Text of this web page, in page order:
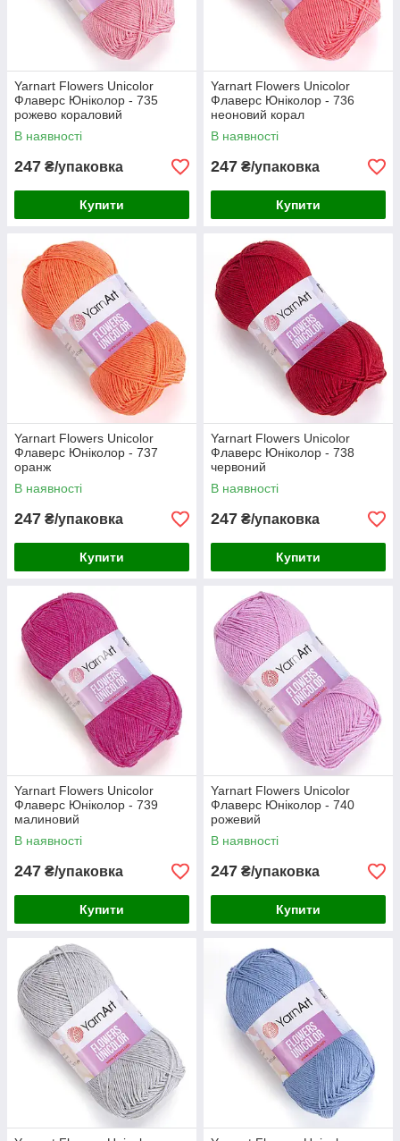
Yarnart Flowers Unicolor
Флаверс Юніколор - 735
рожево кораловий
В наявності
247 ₴/упаковка
Купити
Yarnart Flowers Unicolor
Флаверс Юніколор - 736
неоновий корал
В наявності
247 ₴/упаковка
Купити
Yarnart Flowers Unicolor
Флаверс Юніколор - 737
оранж
В наявності
247 ₴/упаковка
Купити
Yarnart Flowers Unicolor
Флаверс Юніколор - 738
червоний
В наявності
247 ₴/упаковка
Купити
Yarnart Flowers Unicolor
Флаверс Юніколор - 739
малиновий
В наявності
247 ₴/упаковка
Купити
Yarnart Flowers Unicolor
Флаверс Юніколор - 740
рожевий
В наявності
247 ₴/упаковка
Купити